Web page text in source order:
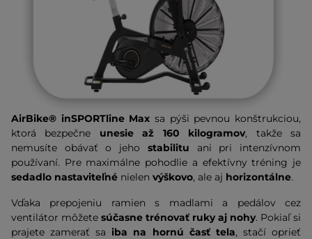
AirBike® inSPORTline Max sa pýši pevnou konštrukciou,
ktorá bezpečne unesie až 160 kilogramov, takže sa
nemusíte obávať o jeho stabilitu ani pri intenzívnom
používaní. Pre maximálne pohodlie a efektívny tréning je
sedadlo nastaviteľné nielen výškovo, ale aj horizontálne.
Vďaka prepojeniu ramien s madlami a pedálov cez
ventilátor môžete súčasne trénovať ruky aj nohy. Pokiaľ si
prajete zamerať sa iba na hornú časť tela, stačí oprieť